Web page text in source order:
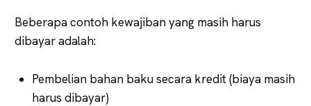
Beberapa contoh kewajiban yang masih harus
dibayar adalah:
Pembelian bahan baku secara kredit (biaya masih
harus dibayar)